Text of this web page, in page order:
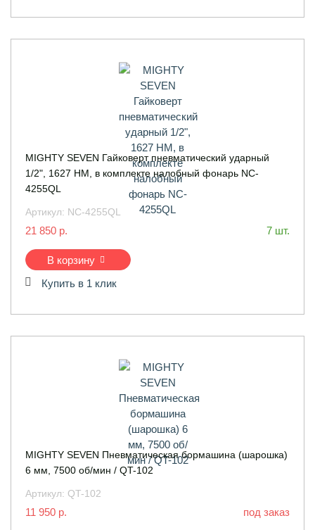
MIGHTY SEVEN Гайковерт пневматический ударный
1/2", 1627 НМ, в комплекте налобный фонарь NC-
4255QL
Артикул: NC-4255QL
21 850 р. 7 шт.
В корзину
Купить в 1 клик
MIGHTY SEVEN Пневматическая бормашина (шарошка)
6 мм, 7500 об/мин / QT-102
Артикул: QT-102
11 950 р. под заказ